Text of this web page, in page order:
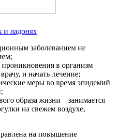
и ладонях
заболеванием не
в организм
и начать лечение;
меры во время эпидемий
образа жизни – занимается
на свежем воздухе,
на повышение